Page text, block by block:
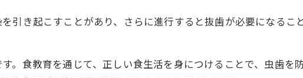
引き起こすことがあり、さらに進行すると抜歯が必要になるこ
。食教育を通じて、正しい食生活を身につけることで、虫歯を